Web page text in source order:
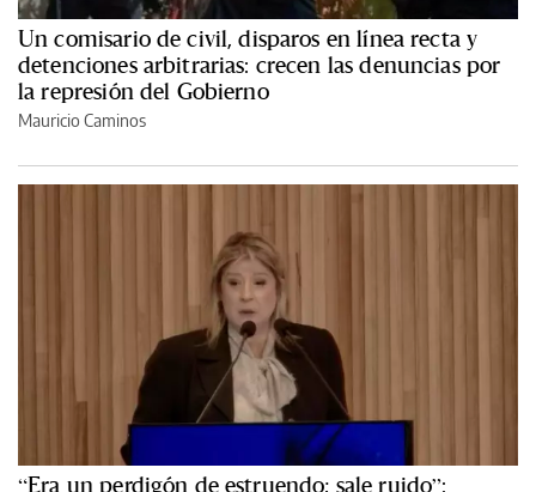
Un comisario de civil, disparos en línea recta y
detenciones arbitrarias: crecen las denuncias por
la represión del Gobierno
Mauricio Caminos
“Era un perdigón de estruendo; sale ruido”: